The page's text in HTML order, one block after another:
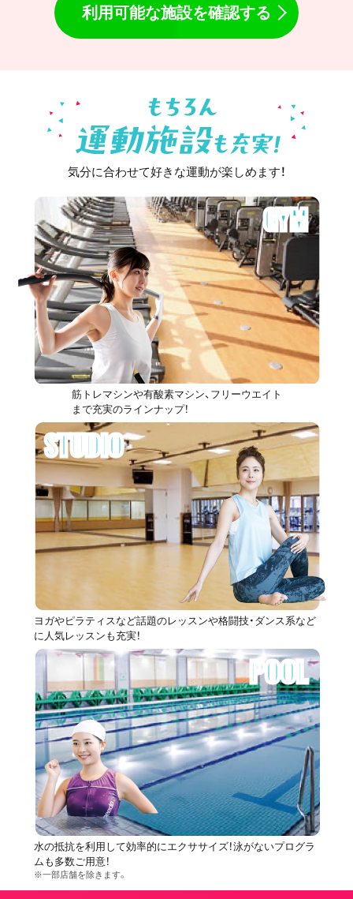
利用可能な施設を確認する
気分に合わせて好きな運動が楽しめます！
GYM
筋トレマシンや有酸素マシン、フリーウエイト
まで充実のラインナップ！
STUDIO
ヨガやピラティスなど話題のレッスンや格闘技・ダンス系など
に人気レッスンも充実！
POOL
水の抵抗を利用して効率的にエクササイズ！泳がないプログラ
ムも多数ご用意！
※一部店舗を除きます。